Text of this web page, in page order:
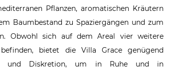
Pflanzen, aromatischen Kräutern
Baumbestand zu Spaziergängen und zum
Obwohl sich auf dem Areal vier weitere
befinden, bietet die Villa Grace genügend
und Diskretion, um in Ruhe und in